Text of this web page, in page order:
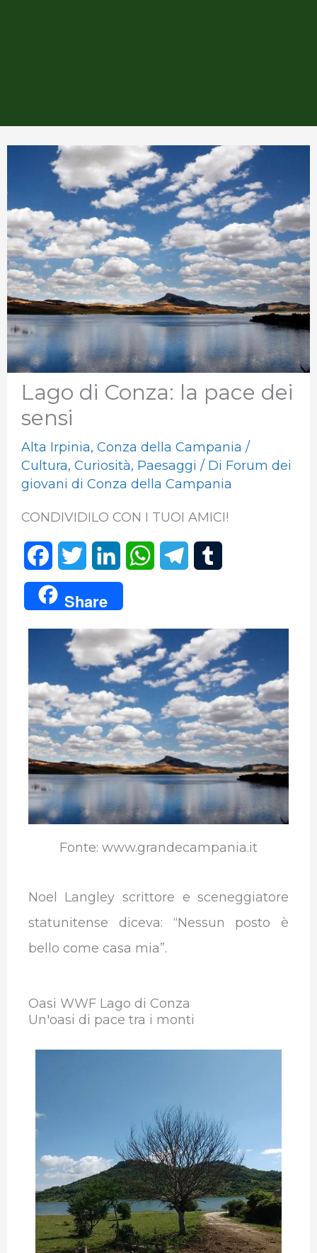
Lago di Conza: la pace dei
sensi
Alta Irpinia, Conza della Campania /
Cultura, Curiosità, Paesaggi / Di Forum dei
giovani di Conza della Campania
CONDIVIDILO CON I TUOI AMICI!
a
c
o
o
k
w
i
t
e
r
i
n
k
e
d
I
n
W
t
s
p
e
g
r
a
m
b
l
r
Share
Fonte: www.grandecampania.it
Noel Langley scrittore e sceneggiatore
statunitense diceva: “Nessun posto è
bello come casa mia”.
Oasi WWF Lago di Conza
Un'oasi di pace tra i monti